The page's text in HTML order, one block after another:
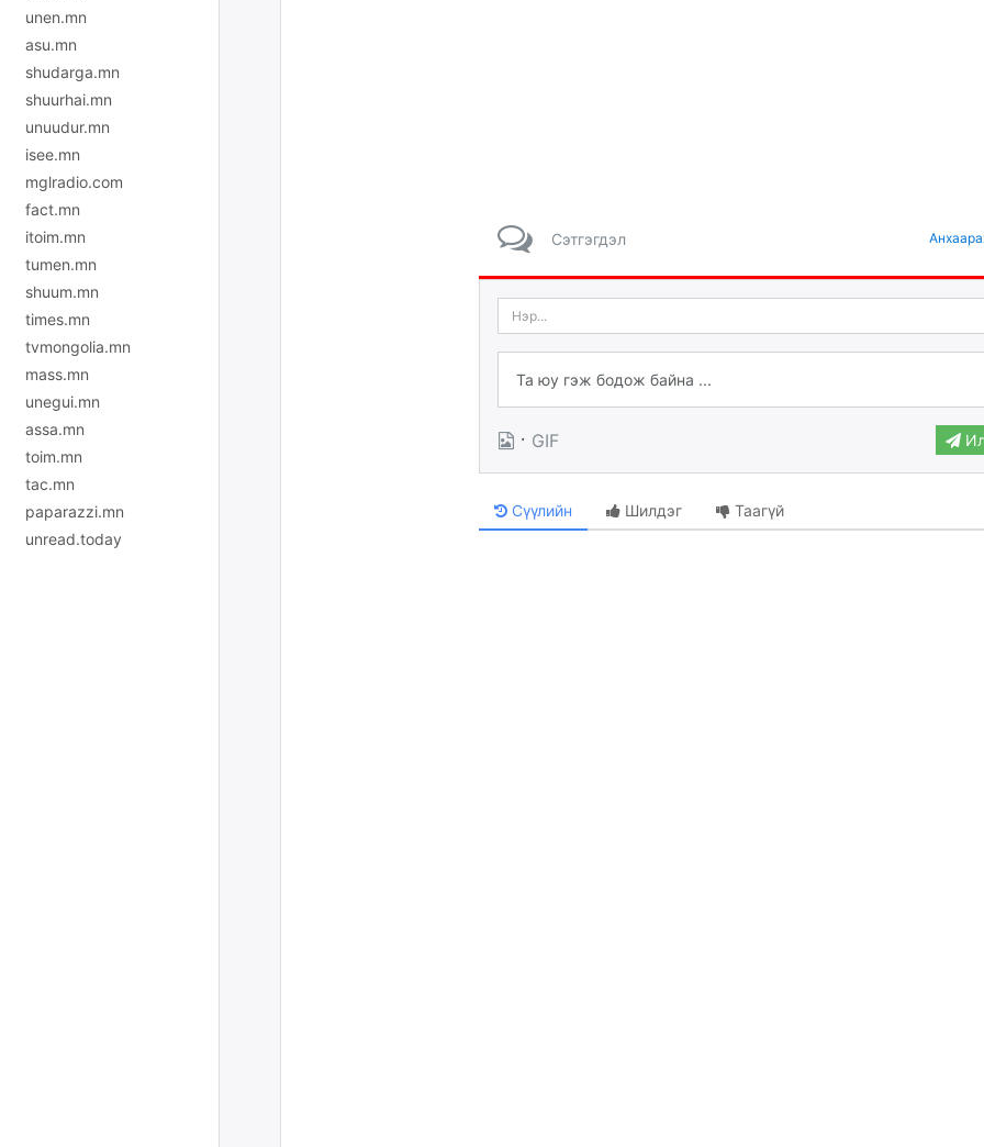
unen.mn
asu.mn
shudarga.mn
shuurhai.mn
unuudur.mn
isee.mn
mglradio.com
fact.mn
itoim.mn
tumen.mn
shuum.mn
times.mn
tvmongolia.mn
mass.mn
unegui.mn
assa.mn
toim.mn
tac.mn
paparazzi.mn
unread.today
Сэтгэгдэл
· GIF
Сүүлийн Шилдэг Таагүй